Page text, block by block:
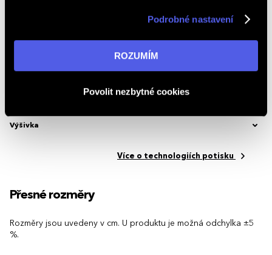
v reklamní síti na ostatních webech. Kliknutím na tlačítko
informací navštivte naši stránkuzásadách ochrany
Podrobné nastavení
ROZUMÍM
Povolit nezbytné cookies
Výšivka
Více o technologiích potisku
Přesné rozměry
Rozměry jsou uvedeny v cm. U produktu je možná odchylka ±5
%.